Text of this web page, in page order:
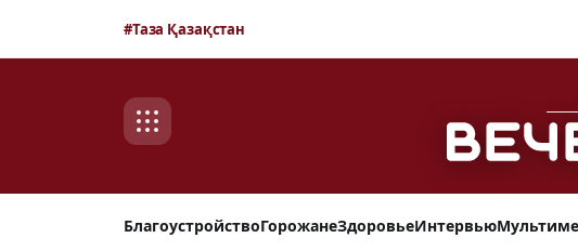
#Таза Қазақстан
БлагоустройствоГорожанеЗдоровьеИнтервью